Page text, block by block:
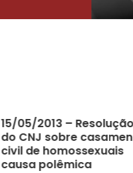
15/05/2013 – Resolução
do CNJ sobre
civil de homossexuais
causa polêmica